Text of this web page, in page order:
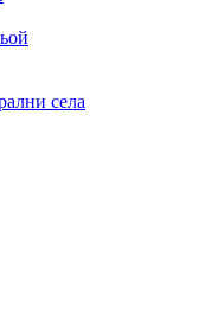
села